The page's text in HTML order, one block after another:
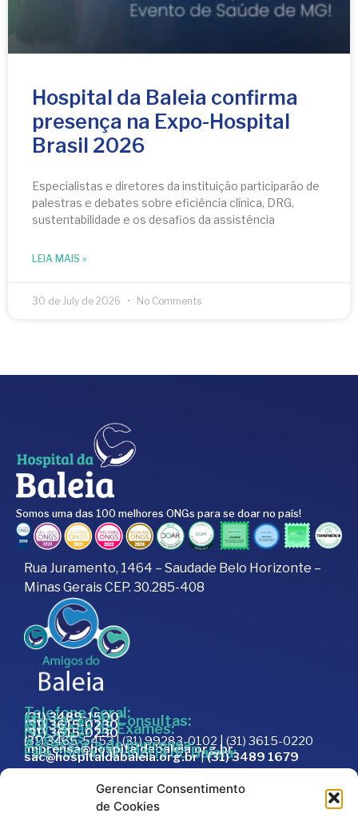
Gerenciar Consentimento
de Cookies
Hospital da Baleia confirma
presença na Expo-Hospital
Brasil 2026
Especialistas e diretores da instituição participarão de
palestras e debates sobre eficiência clínica, DRG,
sustentabilidade e os desafios da assistência
LEIA MAIS »
30 de July de 2026 No Comments
Somos uma das 100 melhores ONGs para se doar no país!
Rua Juramento, 1464 – Saudade Belo Horizonte –
Minas Gerais CEP. 30.285-408
Telefone Geral:
(31) 3489-1500
Marcação de Consultas:
(31) 3615-0230
Marcação de Exames:
(31) 3615-0230
Doações:
(31) 3465-5453 | (31) 99283-0102 | (31) 3615-0220
Assessoria de Imprensa:
imprensa@hospitaldabaleia.org.br
Fale com a Ouvidoria do Baleia:
sac@hospitaldabaleia.org.br|(31) 3489 1679
Trabalhe Conosco